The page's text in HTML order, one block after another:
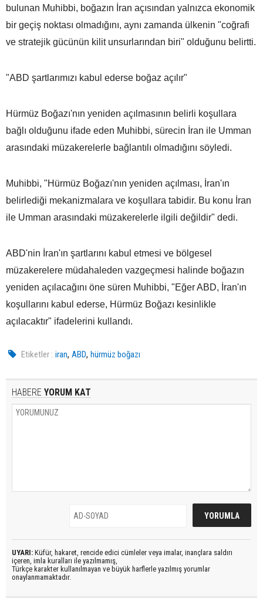
bulunan Muhibbi, boğazın İran açısından yalnızca ekonomik
bir geçiş noktası olmadığını, aynı zamanda ülkenin "coğrafi
ve stratejik gücünün kilit unsurlarından biri" olduğunu belirtti.
"ABD şartlarımızı kabul ederse boğaz açılır"
Hürmüz Boğazı'nın yeniden açılmasının belirli koşullara
bağlı olduğunu ifade eden Muhibbi, sürecin İran ile Umman
arasındaki müzakerelerle bağlantılı olmadığını söyledi.
Muhibbi, "Hürmüz Boğazı'nın yeniden açılması, İran'ın
belirlediği mekanizmalara ve koşullara tabidir. Bu konu İran
ile Umman arasındaki müzakerelerle ilgili değildir" dedi.
ABD'nin İran'ın şartlarını kabul etmesi ve bölgesel
müzakerelere müdahaleden vazgeçmesi halinde boğazın
yeniden açılacağını öne süren Muhibbi, "Eğer ABD, İran'ın
koşullarını kabul ederse, Hürmüz Boğazı kesinlikle
açılacaktır" ifadelerini kullandı.
Etiketler : iran,ABD,hürmüz boğazı
HABERE YORUM KAT
UYARI: Küfür, hakaret, rencide edici cümleler veya imalar, inançlara saldırı
içeren, imla kuralları ile yazılmamış,
Türkçe karakter kullanılmayan ve büyük harflerle yazılmış yorumlar
onaylanmamaktadır.